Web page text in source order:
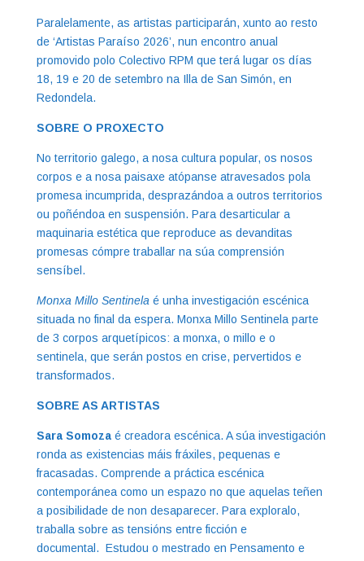
Paralelamente, as artistas participarán, xunto ao resto
de ‘Artistas Paraíso 2026’, nun encontro anual
promovido polo Colectivo RPM que terá lugar os días
18, 19 e 20 de setembro na Illa de San Simón, en
Redondela.
SOBRE O PROXECTO
No territorio galego, a nosa cultura popular, os nosos
corpos e a nosa paisaxe atópanse atravesados pola
promesa incumprida, desprazándoa a outros territorios
ou poñéndoa en suspensión. Para desarticular a
maquinaria estética que reproduce as devanditas
promesas cómpre traballar na súa comprensión
sensíbel.
Monxa Millo Sentinela é unha investigación escénica
situada no final da espera. Monxa Millo Sentinela parte
de 3 corpos arquetípicos: a monxa, o millo e o
sentinela, que serán postos en crise, pervertidos e
transformados.
SOBRE AS ARTISTAS
Sara Somozaé creadora escénica. A súa investigación
ronda as existencias máis fráxiles, pequenas e
fracasadas. Comprende a práctica escénica
contemporánea como un espazo no que aquelas teñen
a posibilidade de non desaparecer. Para exploralo,
traballa sobre as tensións entre ficción e
documental. Estudou o mestrado en Pensamento e